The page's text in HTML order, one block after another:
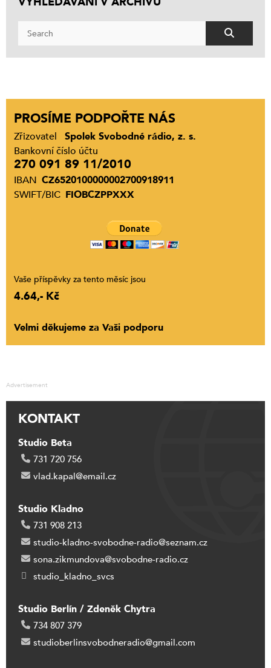
PROSÍME PODPOŘTE NÁS
Zřizovatel
Spolek Svobodné rádio, z. s.
Bankovní číslo účtu
270 091 89 11/2010
IBAN CZ6520100000002700918911
SWIFT/BIC FIOBCZPPXXX
Vaše příspěvky za tento měsíc jsou
4.64,- Kč
Velmi děkujeme za Vaši podporu
Advertisement
KONTAKT
Studio Beta
731 720 756
vlad.kapal@email.cz
Studio Kladno
731 908 213
studio-kladno-svobodne-radio@seznam.cz
sona.zikmundova@svobodne-radio.cz
studio_kladno_svcs
Studio Berlín / Zdeněk Chytra
734 807 379
studioberlinsvobodneradio@gmail.com